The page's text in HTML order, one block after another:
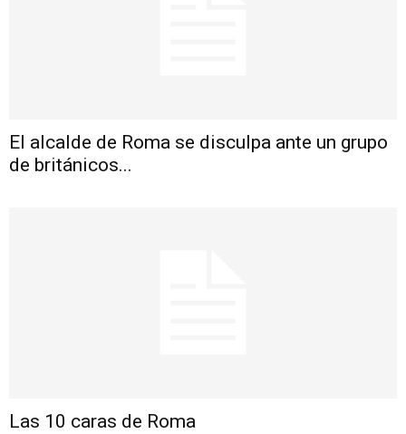
El alcalde de Roma se disculpa ante un grupo
de británicos...
Las 10 caras de Roma